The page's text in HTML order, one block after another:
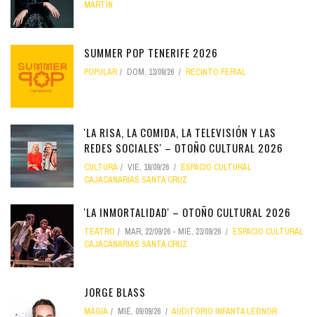
MARTÍN
SUMMER POP TENERIFE 2026
POPULAR DOM, 13/09/26 RECINTO FERIAL
'LA RISA, LA COMIDA, LA TELEVISIÓN Y LAS
REDES SOCIALES' – OTOÑO CULTURAL 2026
CULTURA VIE, 18/09/26
ESPACIO CULTURAL
CAJACANARIAS SANTA CRUZ
'LA INMORTALIDAD' – OTOÑO CULTURAL 2026
TEATRO MAR, 22/09/26 - MIÉ, 23/09/26
ESPACIO CULTURAL
CAJACANARIAS SANTA CRUZ
JORGE BLASS
MAGIA MIÉ, 09/09/26 AUDITORIO INFANTA LEONOR